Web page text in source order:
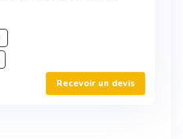
Recevoir un devis